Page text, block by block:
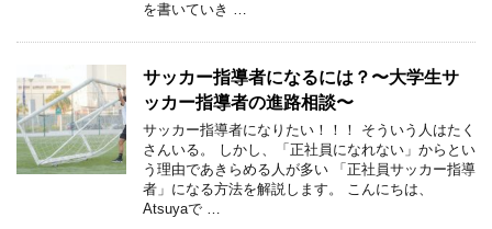
を書いていき …
サッカー指導者になるには？〜大学生サ
ッカー指導者の進路相談〜
サッカー指導者になりたい！！！ そういう人はたく
さんいる。 しかし、「正社員になれない」からとい
う理由であきらめる人が多い 「正社員サッカー指導
者」になる方法を解説します。 こんにちは、
Atsuyaで …